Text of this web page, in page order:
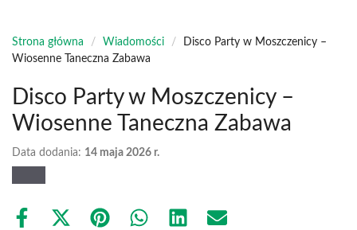
Strona główna / Wiadomości /
Disco Party w Moszczenicy –
Wiosenne Taneczna Zabawa
Disco Party w Moszczenicy –
Wiosenne Taneczna Zabawa
Data dodania: 14 maja 2026 r.
Share
Share Share Share Share Share